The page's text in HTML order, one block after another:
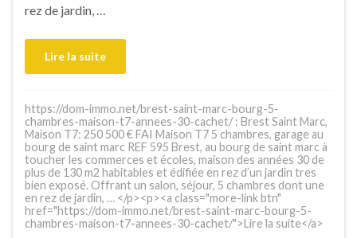
rez de jardin, …
Lire la suite
https://dom-immo.net/brest-saint-marc-bourg-5-
chambres-maison-t7-annees-30-cachet/ : Brest Saint Marc,
Maison T7: 250 500 € FAI Maison T7 5 chambres, garage au
bourg de saint marc REF 595 Brest, au bourg de saint marc à
toucher les commerces et écoles, maison des années 30 de
plus de 130 m2 habitables et édifiée en rez d’un jardin tres
bien exposé. Offrant un salon, séjour, 5 chambres dont une
en rez de jardin, … </p><p><a class="more-link btn"
href="https://dom-immo.net/brest-saint-marc-bourg-5-
chambres-maison-t7-annees-30-cachet/">Lire la suite</a>